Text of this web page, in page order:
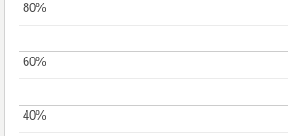
40%
40%
60%
60%
80%
80%